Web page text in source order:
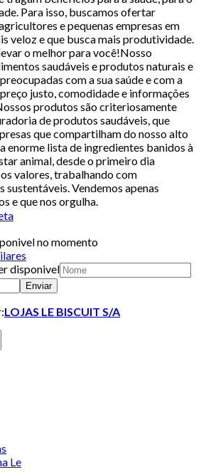
Para isso, buscamos ofertar
e pequenas empresas em
veloz e que busca mais produtividade.
o melhor para você!Nosso
saudáveis e produtos naturais e
com a sua saúde e com a
justo, comodidade e informações
produtos são criteriosamente
de produtos saudáveis, que
que compartilham do nosso alto
enorme lista de ingredientes banidos à
animal, desde o primeiro dia
valores, trabalhando com
Vendemos apenas
e que nos orgulha.
no momento
disponivel
Enviar
LOJAS LE BISCUIT S/A
Le